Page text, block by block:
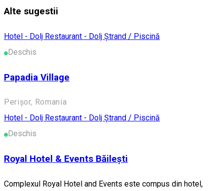
Alte sugestii
Hotel - Dolj Restaurant - Dolj Ștrand / Piscină
Deschis
Papadia Village
Perișor, Romania
Hotel - Dolj Restaurant - Dolj Ștrand / Piscină
Deschis
Royal Hotel & Events Băilești
Complexul Royal Hotel and Events este compus din hotel,